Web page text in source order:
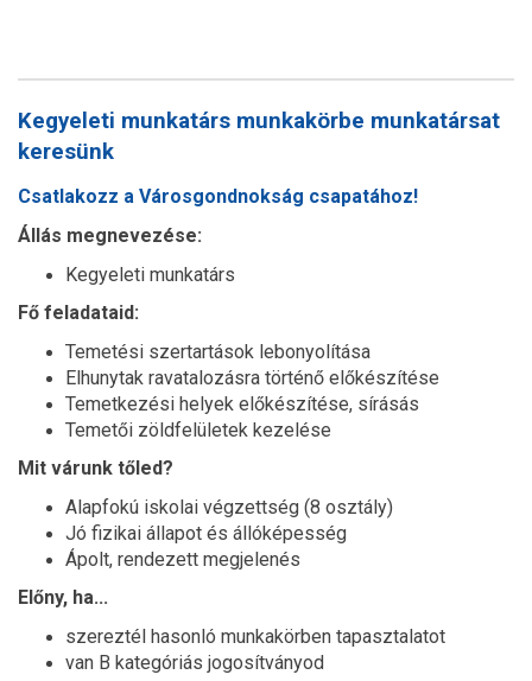
Kegyeleti munkatárs munkakörbe munkatársat
keresünk
Csatlakozz a Városgondnokság csapatához!
Állás megnevezése:
Kegyeleti munkatárs
Fő feladataid:
Temetési szertartások lebonyolítása
Elhunytak ravatalozásra történő előkészítése
Temetkezési helyek előkészítése, sírásás
Temetői zöldfelületek kezelése
Mit várunk tőled?
Alapfokú iskolai végzettség (8 osztály)
Jó fizikai állapot és állóképesség
Ápolt, rendezett megjelenés
Előny, ha...
szereztél hasonló munkakörben tapasztalatot
van B kategóriás jogosítványod